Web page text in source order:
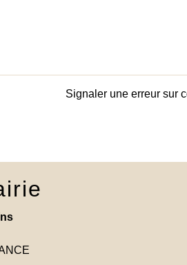
Signaler une erreur sur